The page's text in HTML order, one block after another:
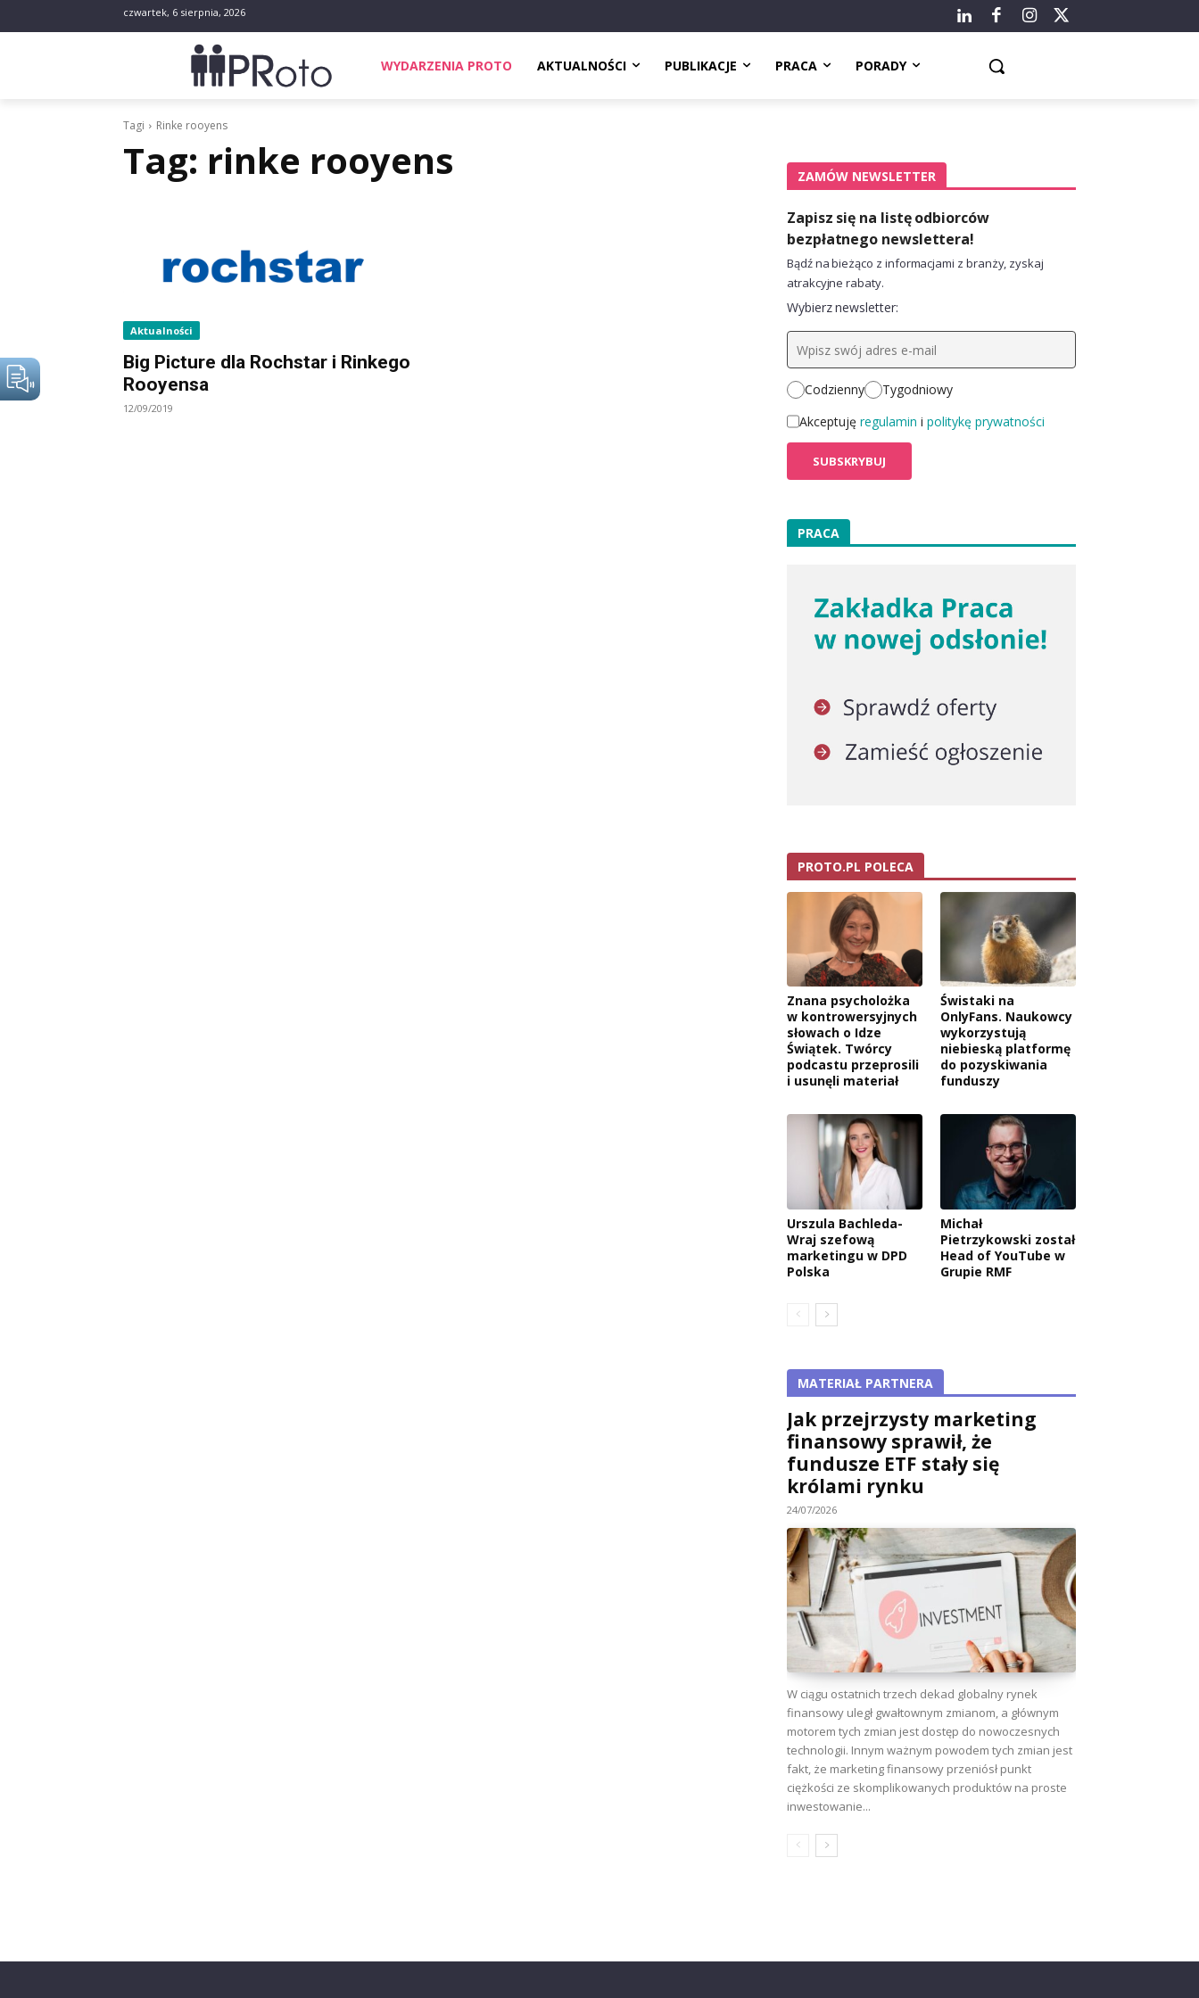
czwartek, 6 sierpnia, 2026
WYDARZENIA PROTO AKTUALNOŚCI PUBLIKACJE PRACA PORADY
Tagi Rinke rooyens
Tag: rinke rooyens
Aktualności
Big Picture dla Rochstar i Rinkego
Rooyensa
12/09/2019
ZAMÓW NEWSLETTER
Zapisz się na listę odbiorców
bezpłatnego newslettera!
Bądź na bieżąco z informacjami z branży, zyskaj
atrakcyjne rabaty.
Wybierz newsletter:
Codzienny
Tygodniowy
Akceptuję regulamin i politykę prywatności
PRACA
PROTO.PL POLECA
Znana psycholożka
w kontrowersyjnych
słowach o Idze
Świątek. Twórcy
podcastu przeprosili
i usunęli materiał
Świstaki na
OnlyFans. Naukowcy
wykorzystują
niebieską platformę
do pozyskiwania
funduszy
Urszula Bachleda-
Wraj szefową
marketingu w DPD
Polska
Michał
Pietrzykowski został
Head of YouTube w
Grupie RMF
MATERIAŁ PARTNERA
Jak przejrzysty marketing
finansowy sprawił, że
fundusze ETF stały się
królami rynku
24/07/2026
W ciągu ostatnich trzech dekad globalny rynek
finansowy uległ gwałtownym zmianom, a głównym
motorem tych zmian jest dostęp do nowoczesnych
technologii. Innym ważnym powodem tych zmian jest
fakt, że marketing finansowy przeniósł punkt
ciężkości ze skomplikowanych produktów na proste
inwestowanie...